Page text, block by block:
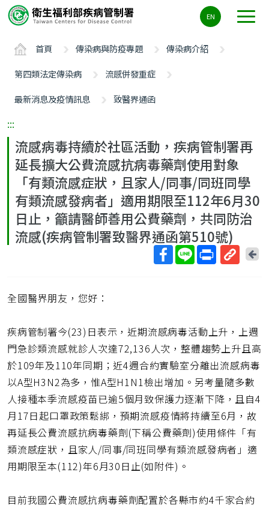
要
ALT+C
EN
首頁 傳染病與防疫專題
傳染病介紹
第四類法定傳染病
流感併發重症
最新消息及疫情訊息
致醫界通函
:::
流感病毒持續於社區活動，疾病管制署再
延長擴大公費流感抗病毒藥劑使用對象
「有類流感症狀，且家人/同事/同班同學
有類流感發病者」適用期限至112年6月30
日止，籲請醫師善用公費藥劑，共同防治
流感(疾病管制署致醫界通函第510號)
址
回
全國醫界朋友，您好：
疾病管制署今(23)日表示，近期流感病毒活動上升，上週
門急診類流感就診人次達72,136人次，整體趨勢上升且高
於109年及110年同期；近4週合約實驗室分離出流感病毒
以A型H3N2為多，惟A型H1N1檢出增加。另考量隨多數
人接種本季流感疫苗已逾5個月致保護力逐漸下降，且自4
月17日起口罩政策鬆綁，預期流感疫情將持續至6月，故
再延長公費流感抗病毒藥劑(下稱公費藥劑)使用條件「有
類流感症狀，且家人/同事/同班同學有類流感發病者」適
用期限至本(112)年6月30日止(如附件)。
目前我國公費流感抗病毒藥劑配置於各縣市約4千家合約